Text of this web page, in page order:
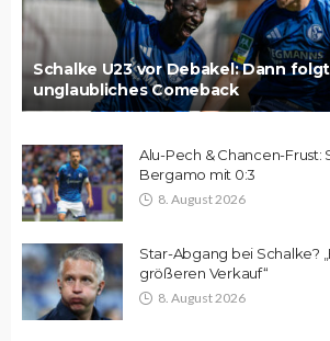
Schalke U23 vor Debakel: Dann
unglaubliches Comeback
Alu-Pech & Chancen-
Bergamo mit 0:3
8. August 2026
Star-Abgang bei Schalke?
größeren Verkauf“
8. August 2026